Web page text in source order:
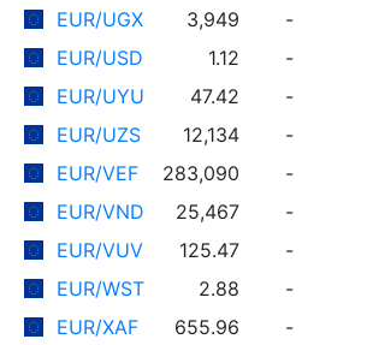
EUR/UGX
3,949 -
EUR/USD
1.12 -
EUR/UYU
47.42 -
EUR/UZS
12,134 -
EUR/VEF
283,090 -
EUR/VND
25,467 -
EUR/VUV
125.47 -
EUR/WST
2.88 -
EUR/XAF
655.96 -